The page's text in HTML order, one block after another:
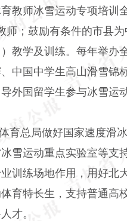
教师冰雪运动专项培
；鼓励有条件的市县
教学及训练。每年举
中国中学生高山滑雪
外国留学生参与冰雪
总局做好国家速度滑
雪运动重点实验室等
训练场地作用，用好
育特长生，支持普通
才。